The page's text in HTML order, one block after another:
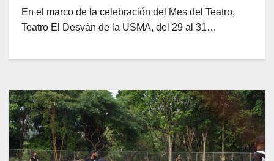
En el marco de la celebración del Mes del Teatro,
Teatro El Desván de la USMA, del 29 al 31…